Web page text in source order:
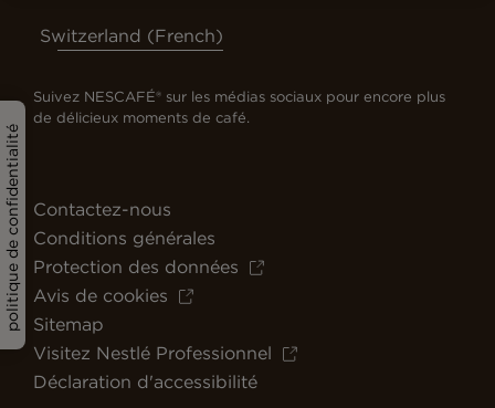
politique de confidentialité
Switzerland (French)
Suivez NESCAFÉ® sur les médias sociaux pour encore plus
de délicieux moments de café.
Contactez-nous
Conditions générales
Protection des données
Avis de cookies
Sitemap
Visitez Nestlé Professionnel
Déclaration d'accessibilité